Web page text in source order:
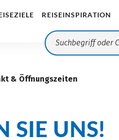
REISEINSPIRATION
& Öffnungszeiten
SIE UNS!